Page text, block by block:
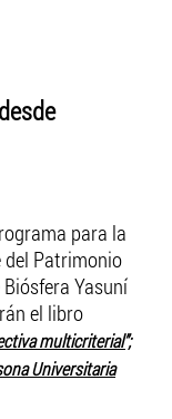
para la
del Patrimonio
Yasuní
el libro
multicriterial”;
Universitaria